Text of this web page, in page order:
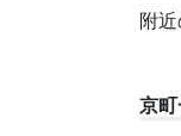
附
京町